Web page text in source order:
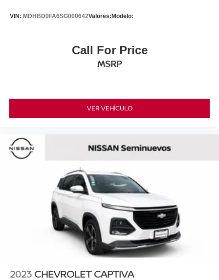
VIN: MDHBD0FA6SG000642Valores: Modelo:
Call For Price
MSRP
VER VEHÍCULO
2023 CHEVROLET CAPTIVA